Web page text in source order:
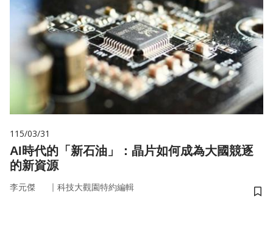
115/03/31
AI時代的「新石油」：晶片如何成為大國競逐
的新資源
李元傑 ｜ 科技大觀園特約編輯
儲